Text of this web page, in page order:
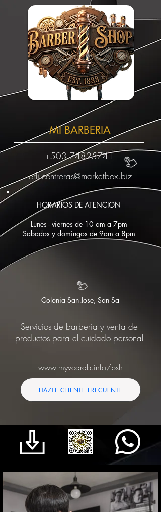
MI BARBERIA
+503 74825741
erli.contreras@marketbox.biz
HORARIOS DE ATENCION
Lunes - viernes de 10 am a 7pm
Sabados y domingos de 9am a 8pm
Colonia San Jose, San Sa
Servicios de barberia y venta de
productos para el cuidado personal
www.myvcardb.info/bsh
HAZTE CLIENTE FRECUENTE